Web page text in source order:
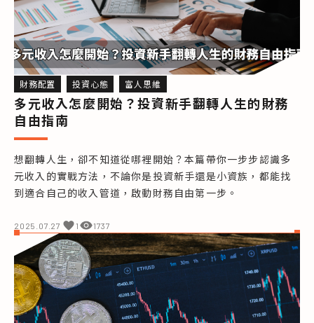
財務配置 投資心態 富人思維
多元收入怎麼開始？投資新手翻轉人生的財務
自由指南
想翻轉人生，卻不知道從哪裡開始？本篇帶你一步步認識多
元收入的實戰方法，不論你是投資新手還是小資族，都能找
到適合自己的收入管道，啟動財務自由第一步。
2025.07.27 1 1737